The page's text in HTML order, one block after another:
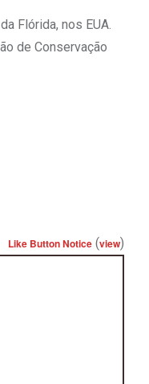
Flórida, nos EUA.
de Conservação
Like Button Notice (view)